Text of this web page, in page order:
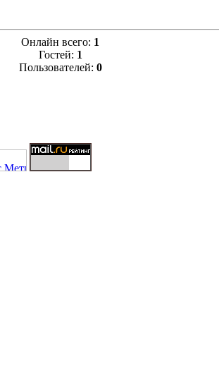
Онлайн всего: 1
Гостей: 1
Пользователей: 0